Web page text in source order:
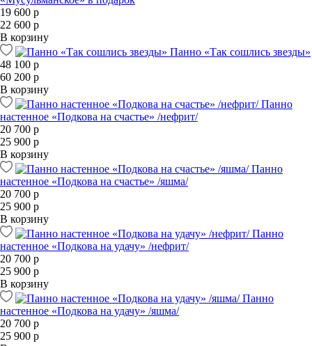
19 600 р
22 600 р
В корзину
Панно «Так сошлись звезды»
48 100 р
60 200 р
В корзину
Панно
настенное «Подкова на счастье» /нефрит/
20 700 р
25 900 р
В корзину
Панно
настенное «Подкова на счастье» /яшма/
20 700 р
25 900 р
В корзину
Панно
настенное «Подкова на удачу» /нефрит/
20 700 р
25 900 р
В корзину
Панно
настенное «Подкова на удачу» /яшма/
20 700 р
25 900 р